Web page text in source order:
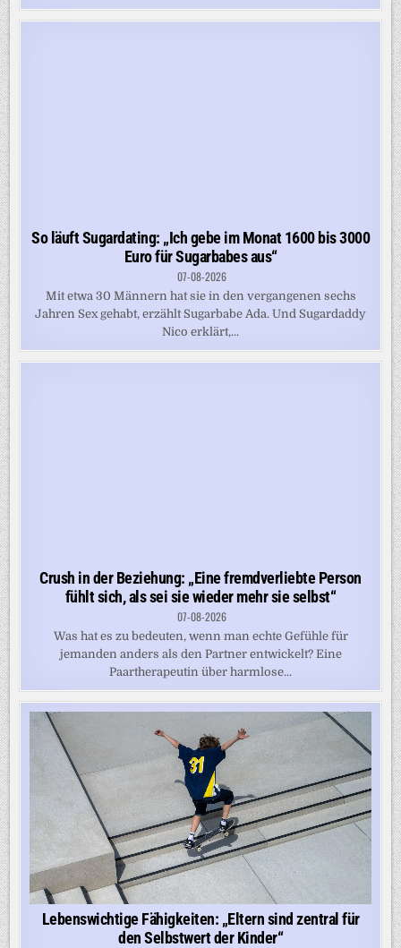
So läuft Sugardating: „Ich gebe im Monat 1600 bis 3000
Euro für Sugarbabes aus“
07-08-2026
Mit etwa 30 Männern hat sie in den vergangenen sechs
Jahren Sex gehabt, erzählt Sugarbabe Ada. Und Sugardaddy
Nico erklärt,...
Crush in der Beziehung: „Eine fremdverliebte Person
fühlt sich, als sei sie wieder mehr sie selbst“
07-08-2026
Was hat es zu bedeuten, wenn man echte Gefühle für
jemanden anders als den Partner entwickelt? Eine
Paartherapeutin über harmlose...
Lebenswichtige Fähigkeiten: „Eltern sind zentral für
den Selbstwert der Kinder“